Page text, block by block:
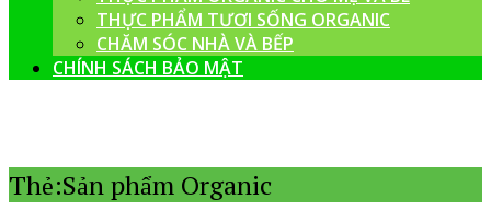
THỰC PHẨM TƯƠI SỐNG ORGANIC
CHĂM SÓC NHÀ VÀ BẾP
CHÍNH SÁCH BẢO MẬT
Thẻ:Sản phẩm Organic